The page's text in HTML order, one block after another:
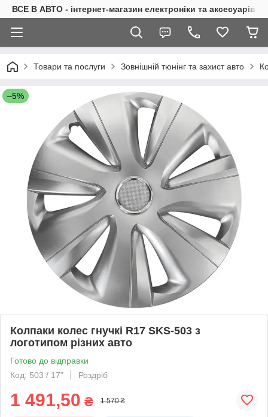
ВСЕ В АВТО - інтернет-магазин електроніки та аксесуарів в
Товари та послуги Зовнішній тюнінг та захист авто
–5%
Колпаки колес гнучкі R17 SKS-503 з
логотипом різних авто
Готово до відправки
Код: 503 / 17"
Роздріб
1 491,50 ₴ 1 570 ₴